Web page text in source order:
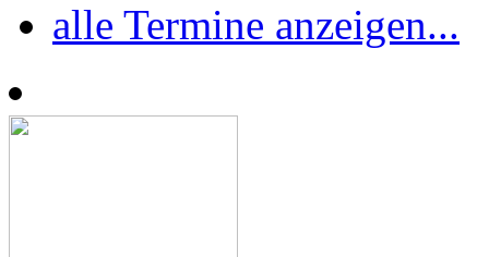
alle Termine anzeigen...